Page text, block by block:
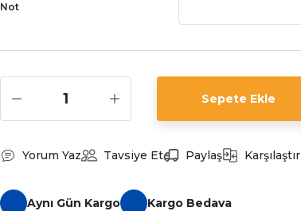
Not
Sepete Ekle
Yorum Yaz Tavsiye Et Paylaş Karşılaştır
Aynı Gün Kargo Kargo Bedava